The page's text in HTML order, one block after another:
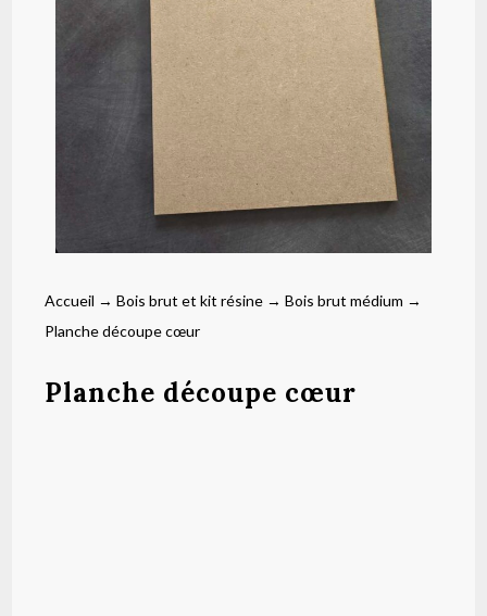
Accueil →Bois brut et kit résine →Bois brut médium →
Planche découpe cœur
Planche découpe cœur